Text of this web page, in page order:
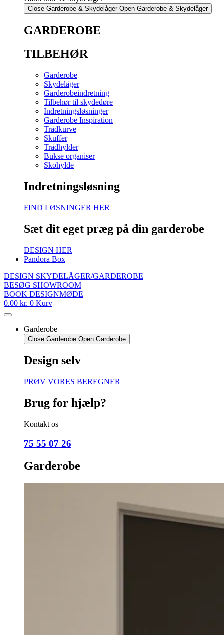
Close Garderobe & Skydelåger Open Garderobe & Skydelåger
GARDEROBE
TILBEHØR
Garderobe
Skydelåger
Garderobeindretning
Tilbehør til skydedøre
Indretningsløsninger
Garderobe Inspiration
Trådkurve
Skuffer
Trådhylder
Bukse organiser
Skohylde
Indretningsløsning
FIND LØSNINGER HER
Sæt dit eget præg på din garderobe
DESIGN HER
Pandora Box
DESIGN SKYDELÅGER/GARDEROBE
BESØG SHOWROOM
BOOK DESIGNMØDE
0.00 kr. 0 Kurv
Garderobe
Close Garderobe Open Garderobe
Design selv
PRØV VORES BEREGNER
Brug for hjælp?
Kontakt os
75 55 07 26
Garderobe